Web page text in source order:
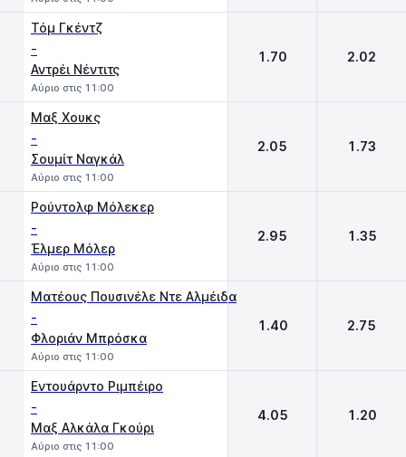
Τόμ Γκέντζ
-
Αντρέι Νέντιτς
Αύριο στις 11:00
1.70 2.02
Μαξ Χουκς
-
Σουμίτ Ναγκάλ
Αύριο στις 11:00
2.05 1.73
Ρούντολφ Μόλεκερ
-
Έλμερ Μόλερ
Αύριο στις 11:00
2.95 1.35
Ματέους Πουσινέλε Ντε Αλμέιδα
-
Φλοριάν Μπρόσκα
Αύριο στις 11:00
1.40 2.75
Εντουάρντο Ριμπέιρο
-
Μαξ Αλκάλα Γκούρι
Αύριο στις 11:00
4.05 1.20